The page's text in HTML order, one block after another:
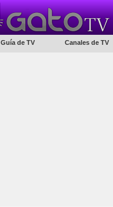
Guía de TV Canales de TV